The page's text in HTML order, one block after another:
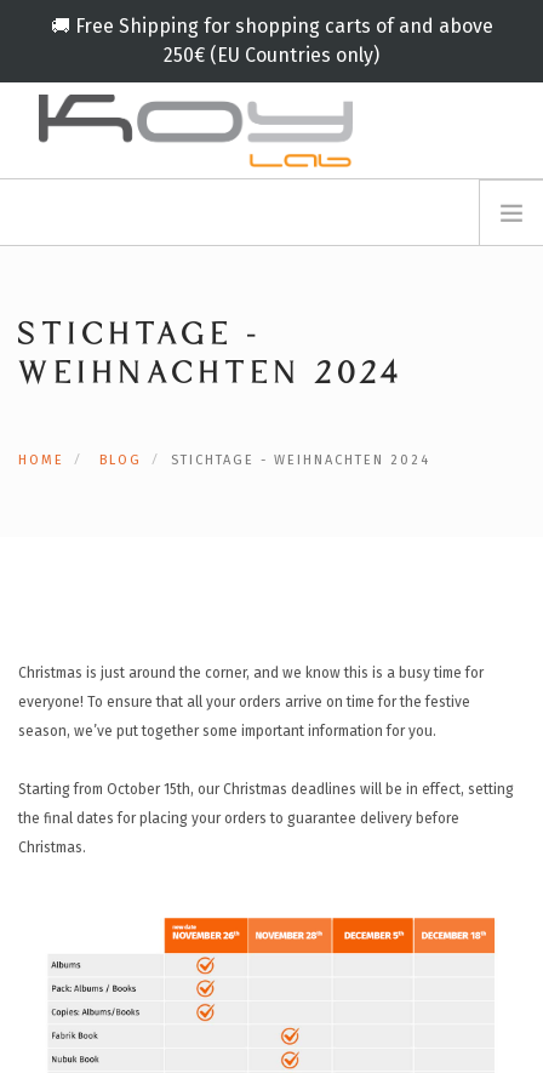
🚚 Free Shipping for shopping carts of and above
250€ (EU Countries only)
BOTSCHAFTER
PARTNERN
STICHTAGE -
WEIHNACHTEN 2024
HOME BLOG STICHTAGE - WEIHNACHTEN 2024
Christmas is just around the corner, and we know this is a busy time for
everyone! To ensure that all your orders arrive on time for the festive
season, we’ve put together some important information for you.
Starting from October 15th, our Christmas deadlines will be in effect, setting
the final dates for placing your orders to guarantee delivery before
Christmas.